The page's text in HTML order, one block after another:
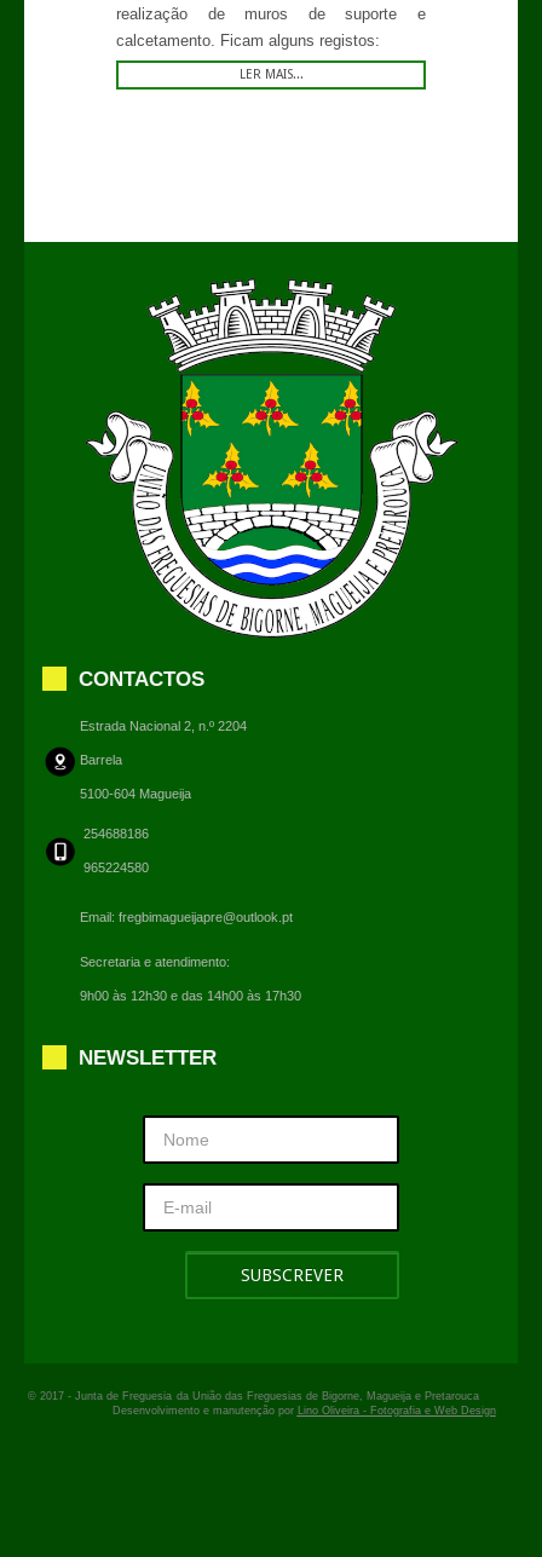
realização de muros de suporte e
calcetamento. Ficam alguns registos:
LER MAIS...
CONTACTOS
Estrada Nacional 2, n.º 2204
Barrela
5100-604 Magueija
254688186
965224580
Email: fregbimagueijapre@outlook.pt
Secretaria e atendimento:
9h00 às 12h30 e das 14h00 às 17h30
NEWSLETTER
© 2017 - Junta de Freguesia da União das Freguesias de Bigorne, Magueija e Pretarouca
Desenvolvimento e manutenção por
Lino Oliveira - Fotografia e Web Design